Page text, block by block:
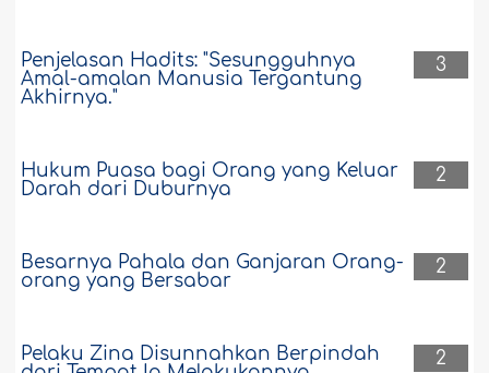
3
Penjelasan Hadits: "Sesungguhnya
Amal-amalan Manusia Tergantung
Akhirnya."
2
Hukum Puasa bagi Orang yang Keluar
Darah dari Duburnya
2
Besarnya Pahala dan Ganjaran Orang-
orang yang Bersabar
2
Pelaku Zina Disunnahkan Berpindah